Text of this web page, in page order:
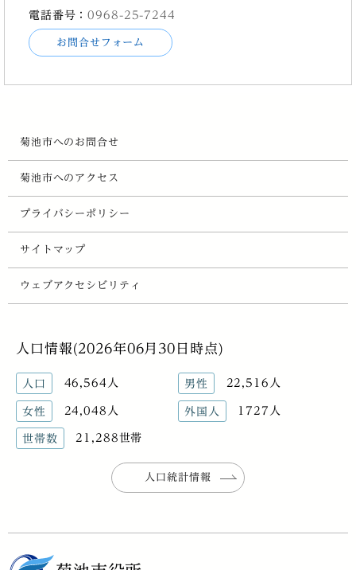
電話番号：0968-25-7244
お問合せフォーム
菊池市へのお問合せ
菊池市へのアクセス
プライバシーポリシー
サイトマップ
ウェブアクセシビリティ
人口情報(2026年06月30日時点)
人口 46,564人 男性 22,516人
女性 24,048人 外国人 1727人
世帯数 21,288世帯
人口統計情報